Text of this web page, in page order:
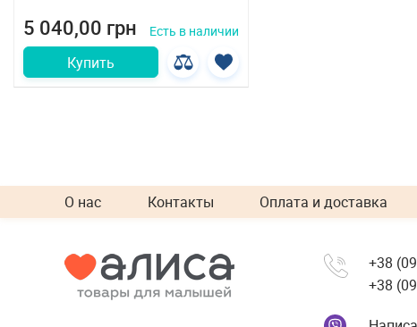
5 040,00 грн Есть в наличии
Купить
О нас Контакты Оплата и доставка
+38
+38